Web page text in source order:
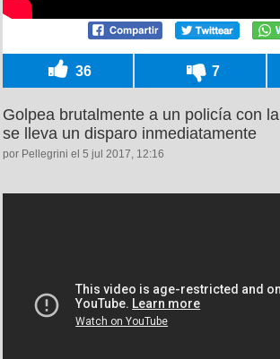
36 7
Golpea brutalmente a un policía con
se lleva un disparo inmediatamente
por Pellegrini el 5 jul 2017, 12:16